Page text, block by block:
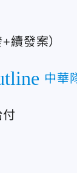
續發案）
中華